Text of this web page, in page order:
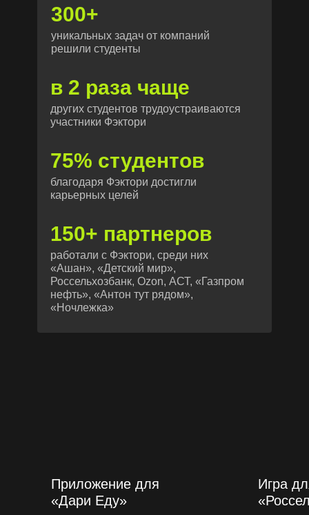
уникальных задач от компаний
решили студенты
300+
150+ партнеров
работали с Фэктори, среди них
«Ашан», «Детский мир»,
Россельхозбанк, Ozon, АСТ, «Газпром
нефть», «Антон тут рядом»,
«Ночлежка»
благодаря Фэктори достигли
карьерных целей
75% студентов
в 2 раза чаще
других студентов трудоустраиваются
участники Фэктори
Игра
Приложение для
«Дари Еду»